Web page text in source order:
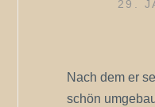
29.
Nach dem er
schön